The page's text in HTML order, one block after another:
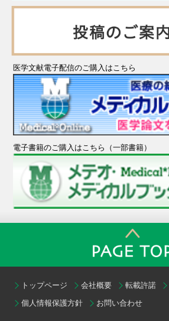
医学文献電子配信のご購入はこちら
電子書籍のご購入はこちら（一部書籍）
トップページ 会社概要 転載許諾
個人情報保護方針
お問い合わせ